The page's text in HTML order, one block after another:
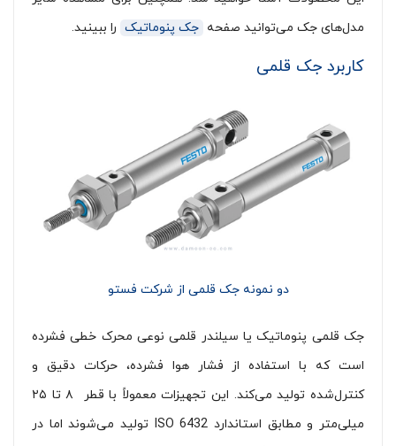
مدل‌های جک می‌توانید صفحه جک پنوماتیک را ببینید.
کاربرد جک قلمی
دو نمونه جک قلمی از شرکت فستو
جک قلمی پنوماتیک یا سیلندر قلمی نوعی محرک خطی فشرده
است که با استفاده از فشار هوا فشرده، حرکات دقیق و
کنترل‌شده تولید می‌کند. این تجهیزات معمولاً با قطر ۸ تا ۲۵
میلی‌متر و مطابق استاندارد ISO 6432 تولید می‌شوند اما در